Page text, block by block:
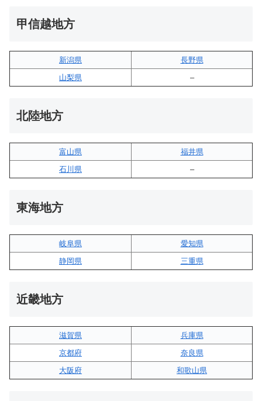
甲信越地方
新潟県
長野県
山梨県
–
北陸地方
富山県
福井県
石川県
–
東海地方
岐阜県
愛知県
静岡県
三重県
近畿地方
滋賀県
兵庫県
京都府
奈良県
大阪府
和歌山県